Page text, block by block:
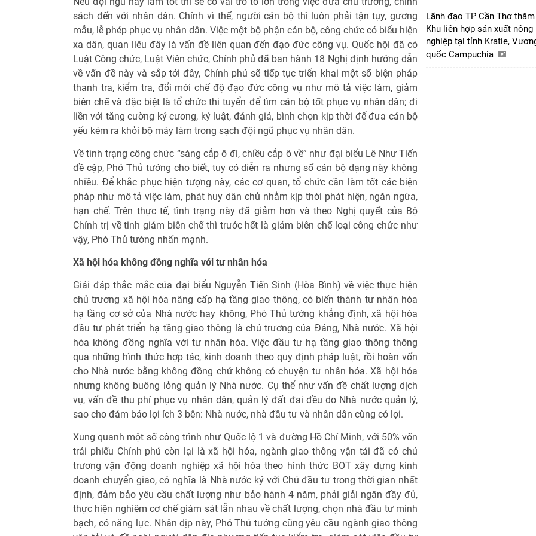
sách đến với nhân dân. Chính vì thế, người cán bộ thì luôn phải tận tụy, gương
mẫu, lễ phép phục vụ nhân dân. Việc một bộ phận cán bộ, công chức có biểu hiện
xa dân, quan liêu đây là vấn đề liên quan đến đạo đức công vụ. Quốc hội đã có
Luật Công chức, Luật Viên chức, Chính phủ đã ban hành 18 Nghị định hướng dẫn
về vấn đề này và sắp tới đây, Chính phủ sẽ tiếp tục triển khai một số biện pháp
thanh tra, kiểm tra, đổi mới chế độ đạo đức công vụ như mô tả việc làm, giảm
biên chế và đặc biệt là tổ chức thi tuyển để tìm cán bộ tốt phục vụ nhân dân; đi
liền với tăng cường kỷ cương, kỷ luật, đánh giá, bình chọn kịp thời để đưa cán bộ
yếu kém ra khỏi bộ máy làm trong sạch đội ngũ phục vụ nhân dân.
Về tình trạng công chức “sáng cắp ô đi, chiều cắp ô về” như đại biểu Lê Như Tiến
đề cập, Phó Thủ tướng cho biết, tuy có diễn ra nhưng số cán bộ dạng này không
nhiều. Để khắc phục hiện tượng này, các cơ quan, tổ chức cần làm tốt các biện
pháp như mô tả việc làm, phát huy dân chủ nhằm kịp thời phát hiện, ngăn ngừa,
hạn chế. Trên thực tế, tình trạng này đã giảm hơn và theo Nghị quyết của Bộ
Chính trị về tinh giảm biên chế thì trước hết là giảm biên chế loại công chức như
vậy, Phó Thủ tướng nhấn mạnh.
Xã hội hóa không đồng nghĩa với tư nhân hóa
Giải đáp thắc mắc của đại biểu Nguyễn Tiến Sinh (Hòa Bình) về việc thực hiện
chủ trương xã hội hóa nâng cấp hạ tầng giao thông, có biến thành tư nhân hóa
hạ tầng cơ sở của Nhà nước hay không, Phó Thủ tướng khẳng định, xã hội hóa
đầu tư phát triển hạ tầng giao thông là chủ trương của Đảng, Nhà nước. Xã hội
hóa không đồng nghĩa với tư nhân hóa. Việc đầu tư hạ tầng giao thông thông
qua những hình thức hợp tác, kinh doanh theo quy định pháp luật, rồi hoàn vốn
cho Nhà nước bằng không đồng chứ không có chuyện tư nhân hóa. Xã hội hóa
nhưng không buông lỏng quản lý Nhà nước. Cụ thể như vấn đề chất lượng dịch
vụ, vấn đề thu phí phục vụ nhân dân, quản lý đất đai đều do Nhà nước quản lý,
sao cho đảm bảo lợi ích 3 bên: Nhà nước, nhà đầu tư và nhân dân cùng có lợi.
Xung quanh một số công trình như Quốc lộ 1 và đường Hồ Chí Minh, với 50% vốn
trái phiếu Chính phủ còn lại là xã hội hóa, ngành giao thông vận tải đã có chủ
trương vận động doanh nghiệp xã hội hóa theo hình thức BOT xây dựng kinh
doanh chuyển giao, có nghĩa là Nhà nước ký với Chủ đầu tư trong thời gian nhất
định, đảm bảo yêu cầu chất lượng như bảo hành 4 năm, phải giải ngân đầy đủ,
thực hiện nghiêm cơ chế giám sát lẫn nhau về chất lượng, chọn nhà đầu tư minh
bạch, có năng lực. Nhân dịp này, Phó Thủ tướng cũng yêu cầu ngành giao thông
Lãnh đạo TP Cần Thơ thăm
Khu liên hợp sản xuất nông
nghiệp tại tỉnh Kratie,
quốc Campuchia